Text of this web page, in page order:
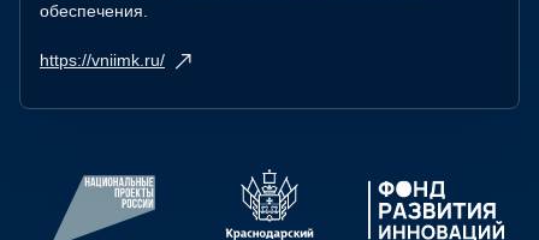
обеспечения.
https://vniimk.ru/